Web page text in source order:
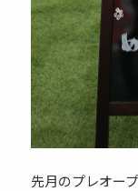
先月のプレオー